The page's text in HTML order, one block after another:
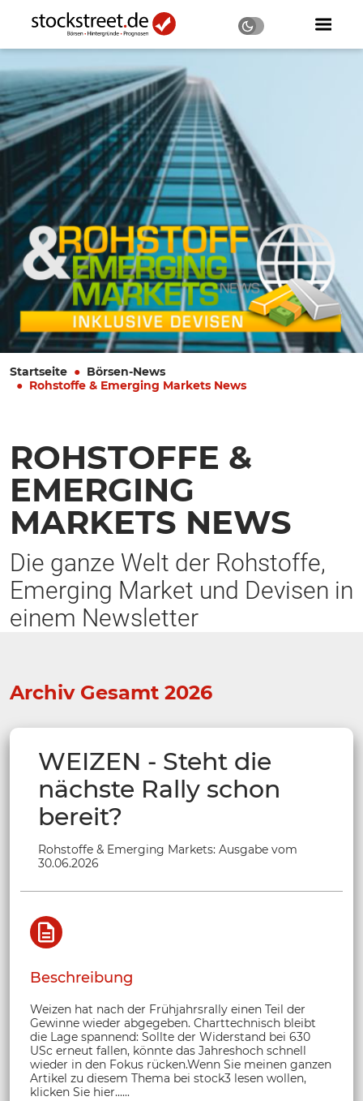
Startseite
Börsen-News
Rohstoffe & Emerging Markets News
ROHSTOFFE &
EMERGING
MARKETS NEWS
Die ganze Welt der Rohstoffe,
Emerging Market und Devisen in
einem Newsletter
Archiv Gesamt 2026
WEIZEN - Steht die
nächste Rally schon
bereit?
Rohstoffe & Emerging Markets: Ausgabe vom
30.06.2026
Beschreibung
Weizen hat nach der Frühjahrsrally einen Teil der
Gewinne wieder abgegeben. Charttechnisch bleibt
die Lage spannend: Sollte der Widerstand bei 630
USc erneut fallen, könnte das Jahreshoch schnell
wieder in den Fokus rücken.Wenn Sie meinen ganzen
Artikel zu diesem Thema bei stock3 lesen wollen,
klicken Sie hier......